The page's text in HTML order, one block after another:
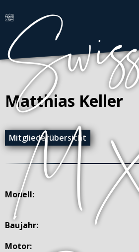
Matthias Keller
Mitgliederübersicht
Modell:
Baujahr:
Motor: